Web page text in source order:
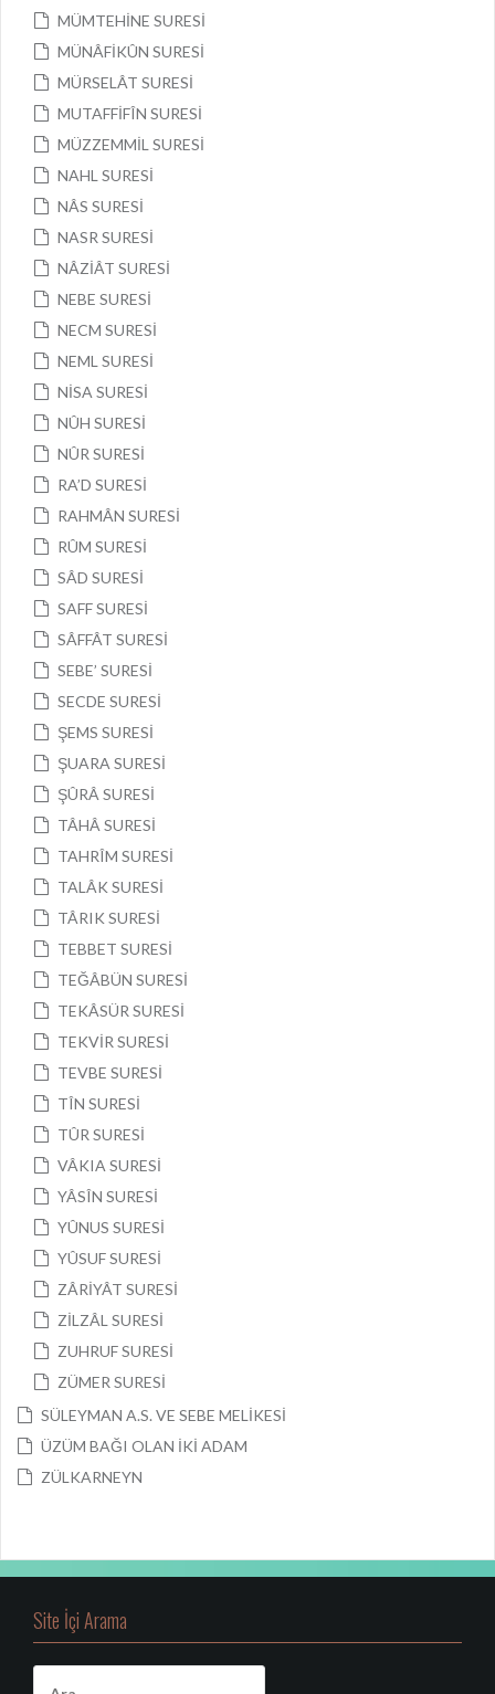
MÜMTEHİNE SURESİ
MÜNÂFİKÛN SURESİ
MÜRSELÂT SURESİ
MUTAFFİFÎN SURESİ
MÜZZEMMİL SURESİ
NAHL SURESİ
NÂS SURESİ
NASR SURESİ
NÂZİÂT SURESİ
NEBE SURESİ
NECM SURESİ
NEML SURESİ
NİSA SURESİ
NÛH SURESİ
NÛR SURESİ
RA’D SURESİ
RAHMÂN SURESİ
RÛM SURESİ
SÂD SURESİ
SAFF SURESİ
SÂFFÂT SURESİ
SEBE’ SURESİ
SECDE SURESİ
ŞEMS SURESİ
ŞUARA SURESİ
ŞÛRÂ SURESİ
TÂHÂ SURESİ
TAHRÎM SURESİ
TALÂK SURESİ
TÂRIK SURESİ
TEBBET SURESİ
TEĞÂBÜN SURESİ
TEKÂSÜR SURESİ
TEKVİR SURESİ
TEVBE SURESİ
TÎN SURESİ
TÛR SURESİ
VÂKIA SURESİ
YÂSÎN SURESİ
YÛNUS SURESİ
YÛSUF SURESİ
ZÂRİYÂT SURESİ
ZİLZÂL SURESİ
ZUHRUF SURESİ
ZÜMER SURESİ
SÜLEYMAN A.S. VE SEBE MELİKESİ
ÜZÜM BAĞI OLAN İKİ ADAM
ZÜLKARNEYN
Site İçi Arama